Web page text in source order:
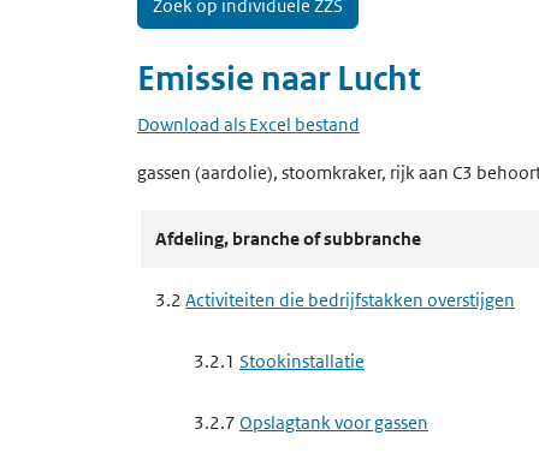
Emissie naar Lucht
Download als Excel bestand
gassen (aardolie), stoomkraker, rijk aan C3
Afdeling, branche of subbranche
3.2 Activiteiten die bedrijfstakken overstijgen
3.2.1 Stookinstallatie
3.2.7 Opslagtank voor gassen